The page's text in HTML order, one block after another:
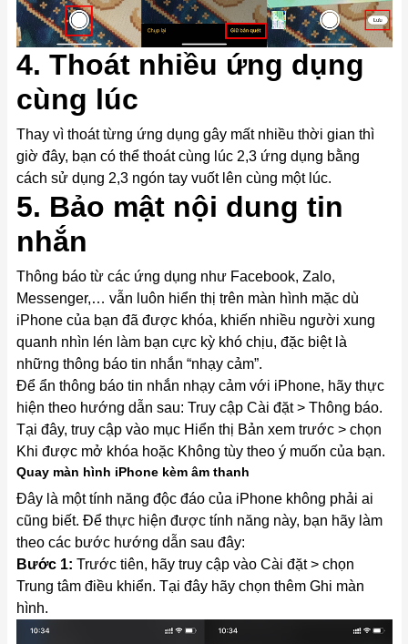
4. Thoát nhiều ứng dụng
cùng lúc
Thay vì thoát từng ứng dụng gây mất nhiều thời gian thì
giờ đây, bạn có thể thoát cùng lúc 2,3 ứng dụng bằng
cách sử dụng 2,3 ngón tay vuốt lên cùng một lúc.
5. Bảo mật nội dung tin
nhắn
Thông báo từ các ứng dụng như Facebook, Zalo,
Messenger,… vẫn luôn hiển thị trên màn hình mặc dù
iPhone của bạn đã được khóa, khiến nhiều người xung
quanh nhìn lén làm bạn cực kỳ khó chịu, đặc biệt là
những thông báo tin nhắn “nhạy cảm”.
Để ẩn thông báo tin nhắn nhạy cảm với iPhone, hãy thực
hiện theo hướng dẫn sau: Truy cập Cài đặt > Thông báo.
Tại đây, truy cập vào mục Hiển thị Bản xem trước > chọn
Khi được mở khóa hoặc Không tùy theo ý muốn của bạn.
Quay màn hình iPhone kèm âm thanh
Đây là một tính năng độc đáo của iPhone không phải ai
cũng biết. Để thực hiện được tính năng này, bạn hãy làm
theo các bước hướng dẫn sau đây:
Bước 1: Trước tiên, hãy truy cập vào Cài đặt > chọn
Trung tâm điều khiển. Tại đây hãy chọn thêm Ghi màn
hình.